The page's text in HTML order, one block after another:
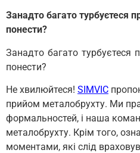
Занадто багато турбуєтеся
понести?
Занадто багато турбуєтеся
понести?
Не хвилюйтеся! SIMVIC
прийом металобрухту. Ми
формальностей, і наша
металобрухту. Крім того,
моментами, які слід